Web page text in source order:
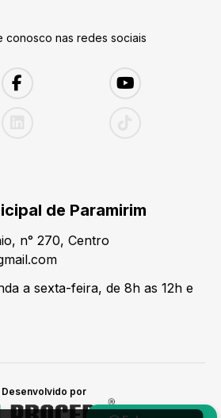
conosco nas redes sociais
de Paramirim
n° 270, Centro
a sexta-feira, de 8h as 12h e
Desenvolvido por